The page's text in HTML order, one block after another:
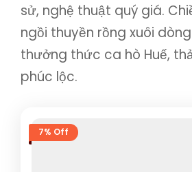
sử, nghệ thuật quý giá.
ngồi thuyền rồng xuôi
thưởng thức ca hò Huế,
phúc lộc.
7% Off